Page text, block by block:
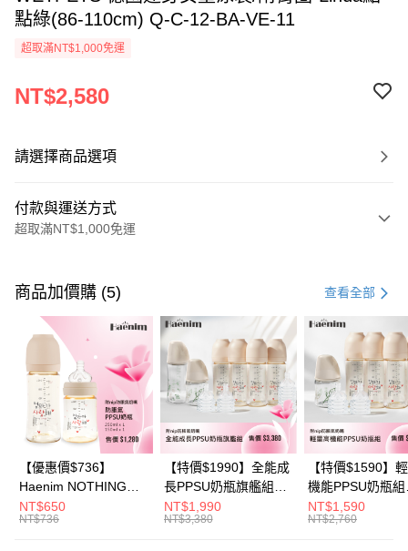
點綠(86-110cm) Q-C-12-BA-VE-11
超取滿NT$1,000免運
NT$2,580
請選擇商品選項
付款與運送方式
超取滿NT$1,000免運
信用卡一次付款
信用卡分期付款
3 期 0 利率 每期 NT$860 21家銀行
合作金庫商業銀行
第一商業銀行
華南商業銀行
彰化商業銀行
上海商業儲蓄銀行
台北富邦商業銀行
國泰世華商業銀行
兆豐國際商業銀行
臺灣中小企業銀行
台中商業銀行
匯豐（台灣）商業銀行
華泰商業銀行
遠東國際商業銀行
元大商業銀行
6 期 0 利率 每期NT$430 21家銀行
合作金庫商業銀行
第一商業銀行
華南商業銀行
彰化商業銀行
上海商業儲蓄銀行
台北富邦商業銀行
國泰世華商業銀行
兆豐國際商業銀行
臺灣中小企業銀行
台中商業銀行
匯豐（台灣）商業銀行
華泰商業銀行
聯邦商業銀行
超商取貨付款
LINE Pay
Apple Pay
悠遊付
商品加價購 (5) 查看全部
【優惠價$736】
Haenim NOTHING™
多合一PPSU防脹氣奶
瓶 2入組
NT$650
NT$736
【特價$1990】全能成
長PPSU奶瓶旗艦組
(PPSU奶瓶
250ml*4+玻璃奶瓶
NT$1,990
NT$3,380
【特價$1590】
機能PPSU奶瓶組
(PPSU奶瓶
250ml*4+玻璃奶
NT$1,590
NT$2,760